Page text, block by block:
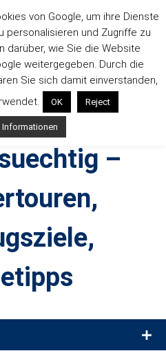
–
Ein Blog für alle, die gern
von Google, um ihre Dienste
personalisieren und Zugriffe zu
darüber, wie Sie die Website
weitergegeben. Durch die
Sie sich damit einverstanden,
OK Reject
Informationen